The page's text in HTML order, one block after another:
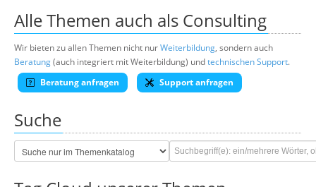
Alle Themen auch als Consulting
Wir bieten zu allen Themen nicht nurWeiterbildung, sondern auch
Beratung(auch integriert mit Weiterbildung) undtechnischen Support.
Beratung anfragen
Support anfragen
Suche